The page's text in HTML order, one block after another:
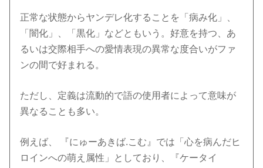
正常な状態からヤンデレ化することを「病み化」、
「闇化」、「黒化」などともいう。好意を持つ、あ
るいは交際相手への愛情表現の異常な度合いがファ
ンの間で好まれる。
ただし、定義は流動的で語の使用者によって意味が
異なることも多い。
例えば、 『にゅーあきば.こむ』では「心を病んだヒ
ロインへの萌え属性」としており、『ケータイ